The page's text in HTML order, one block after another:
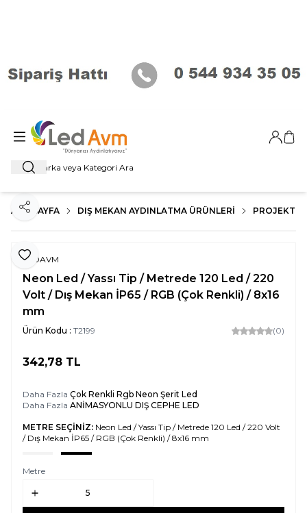
Ara
Giriş
ANA SAYFA DIŞ MEKAN AYDINLATMA ÜRÜNLERI
Favoriye Ekle
Paylaş
LEDAVM
Neon Led / Yassı Tip / Metrede 120 Led / 220
Volt / Dış Mekan İP65 / RGB (Çok Renkli) / 8x16
mm
Ürün Kodu : T2199 (0)
342,78 TL
Daha Fazla Çok Renkli Rgb Neon Şerit Led
Daha Fazla ANİMASYONLU DIŞ CEPHE LED
METRE SEÇİNİZ: Neon Led / Yassı Tip / Metrede 120 Led / 220 Volt
/ Dış Mekan İP65 / RGB (Çok Renkli) / 8x16 mm
Metre